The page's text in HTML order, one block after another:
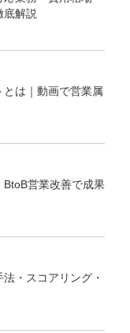
底解説
は｜動画で営業属
営業改善で成果
・スコアリング・